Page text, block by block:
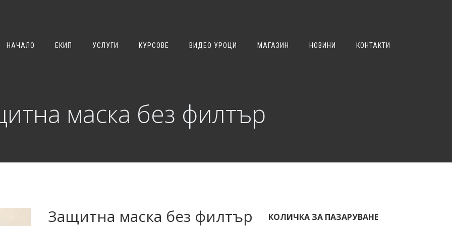
НАЧАЛО ЕКИП УСЛУГИ КУРСОВЕ ВИДЕО УРОЦИ МАГАЗИН НОВИНИ КОНТАКТИ
маска без филтър
Защитна маска без филтър КОЛИЧКА ЗА ПАЗАРУВАНЕ